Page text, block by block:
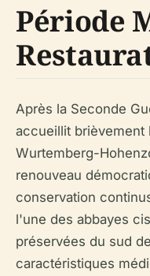
Période
Après la Seconde
accueillit brièvement
Wurtemberg-
renouveau
conservation
l'une des abbayes
préservées du sud
caractéristiques